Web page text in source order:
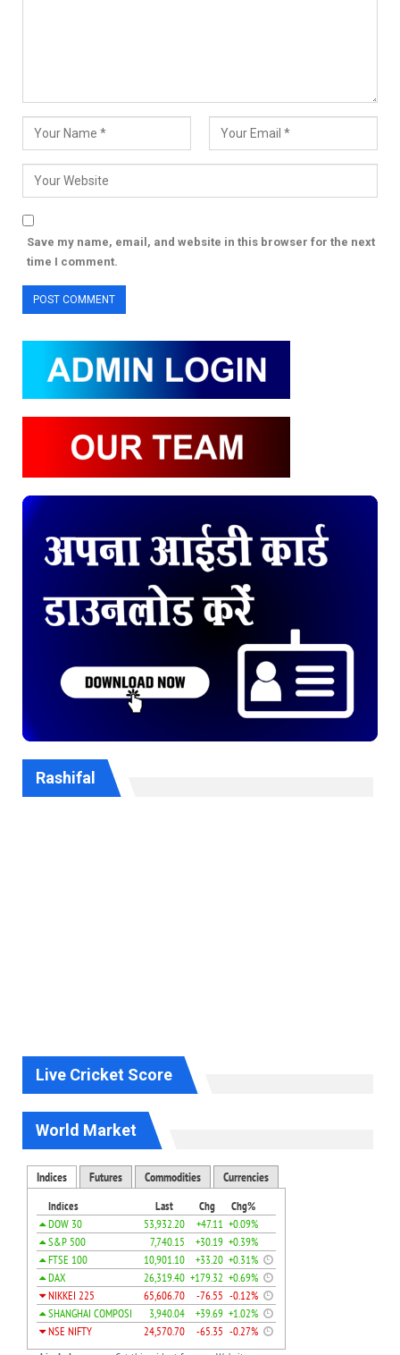
Save my name, email, and website in this browser for the next
time I comment.
Rashifal
Live Cricket Score
World Market